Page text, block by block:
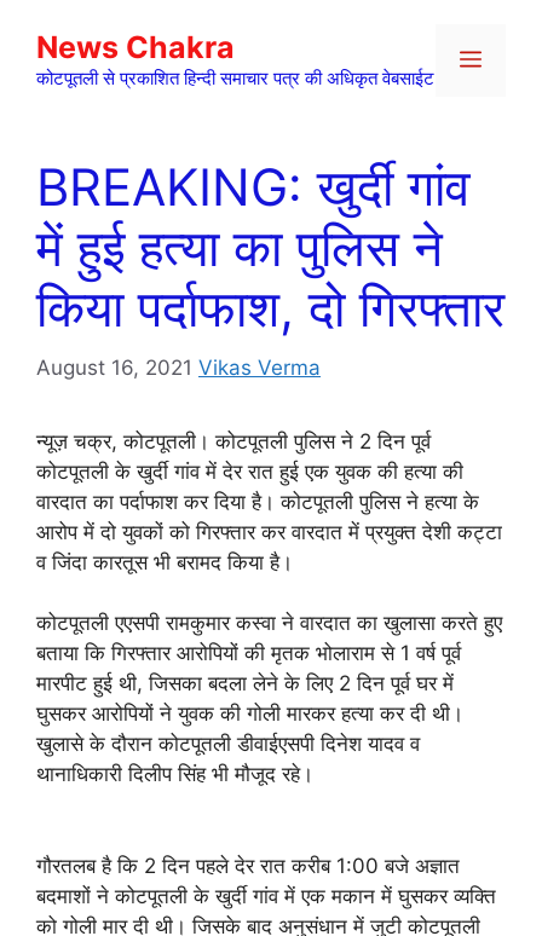
content
News Chakra
कोटपूतली से प्रकाशित हिन्दी समाचार पत्र की अधिकृत वेबसाईट
Menu
BREAKING: खुर्दी गांव
में हुई हत्या का पुलिस ने
किया पर्दाफाश, दो गिरफ्तार
August 16, 2021 Vikas Verma
न्यूज़ चक्र, कोटपूतली। कोटपूतली पुलिस ने 2 दिन पूर्व
कोटपूतली के खुर्दी गांव में देर रात हुई एक युवक की हत्या की
वारदात का पर्दाफाश कर दिया है। कोटपूतली पुलिस ने हत्या के
आरोप में दो युवकों को गिरफ्तार कर वारदात में प्रयुक्त देशी कट्टा
व जिंदा कारतूस भी बरामद किया है।
कोटपूतली एएसपी रामकुमार कस्वा ने वारदात का खुलासा करते हुए
बताया कि गिरफ्तार आरोपियों की मृतक भोलाराम से 1 वर्ष पूर्व
मारपीट हुई थी, जिसका बदला लेने के लिए 2 दिन पूर्व घर में
घुसकर आरोपियों ने युवक की गोली मारकर हत्या कर दी थी।
खुलासे के दौरान कोटपूतली डीवाईएसपी दिनेश यादव व
थानाधिकारी दिलीप सिंह भी मौजूद रहे।
गौरतलब है कि 2 दिन पहले देर रात करीब 1:00 बजे अज्ञात
बदमाशों ने कोटपूतली के खुर्दी गांव में एक मकान में घुसकर व्यक्ति
को गोली मार दी थी। जिसके बाद अनुसंधान में जुटी कोटपूतली